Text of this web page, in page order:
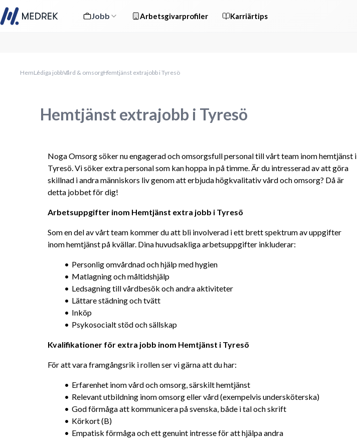
Jobb Arbetsgivarprofiler Karriärtips
HemLediga jobbVård & omsorgHemtjänst extrajobb i Tyresö
Hemtjänst extrajobb i Tyresö
Noga Omsorg söker nu engagerad och omsorgsfull personal till vårt team inom hemtjänst i
Tyresö. Vi söker extra personal som kan hoppa in på timme. Är du intresserad av att göra
skillnad i andra människors liv genom att erbjuda högkvalitativ vård och omsorg? Då är
detta jobbet för dig!
Arbetsuppgifter inom Hemtjänst extra jobb i Tyresö
Som en del av vårt team kommer du att bli involverad i ett brett spektrum av uppgifter
inom hemtjänst på kvällar. Dina huvudsakliga arbetsuppgifter inkluderar:
Personlig omvårdnad och hjälp med hygien
Matlagning och måltidshjälp
Ledsagning till vårdbesök och andra aktiviteter
Lättare städning och tvätt
Inköp
Psykosocialt stöd och sällskap
Kvalifikationer för extra jobb inom Hemtjänst i Tyresö
För att vara framgångsrik i rollen ser vi gärna att du har:
Erfarenhet inom vård och omsorg, särskilt hemtjänst
Relevant utbildning inom omsorg eller vård (exempelvis undersköterska)
God förmåga att kommunicera på svenska, både i tal och skrift
Körkort (B)
Empatisk förmåga och ett genuint intresse för att hjälpa andra